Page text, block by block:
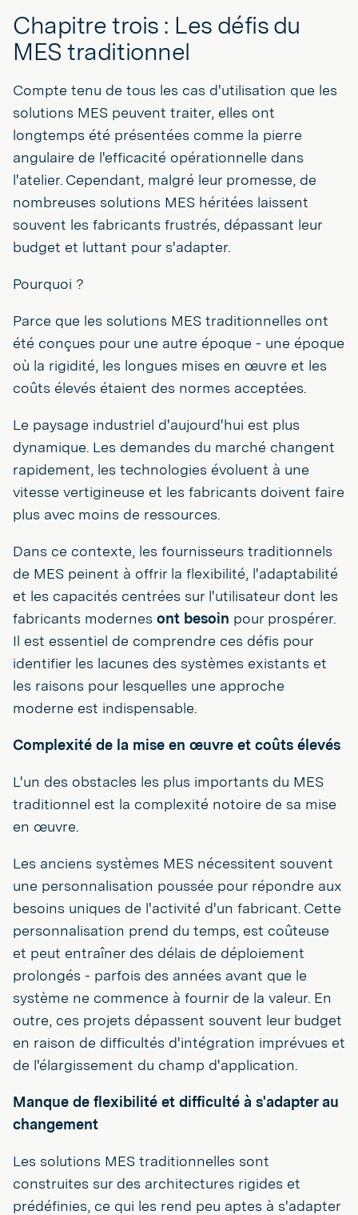
Chapitre trois : Les défis du
MES traditionnel
Compte tenu de tous les cas d'utilisation que les
solutions MES peuvent traiter, elles ont
longtemps été présentées comme la pierre
angulaire de l'efficacité opérationnelle dans
l'atelier. Cependant, malgré leur promesse, de
nombreuses solutions MES héritées laissent
souvent les fabricants frustrés, dépassant leur
budget et luttant pour s'adapter.
Pourquoi ?
Parce que les solutions MES traditionnelles ont
été conçues pour une autre époque - une époque
où la rigidité, les longues mises en œuvre et les
coûts élevés étaient des normes acceptées.
Le paysage industriel d'aujourd'hui est plus
dynamique. Les demandes du marché changent
rapidement, les technologies évoluent à une
vitesse vertigineuse et les fabricants doivent faire
plus avec moins de ressources.
Dans ce contexte, les fournisseurs traditionnels
de MES peinent à offrir la flexibilité, l'adaptabilité
et les capacités centrées sur l'utilisateur dont les
fabricants modernes ont besoin pour prospérer.
Il est essentiel de comprendre ces défis pour
identifier les lacunes des systèmes existants et
les raisons pour lesquelles une approche
moderne est indispensable.
Complexité de la mise en œuvre et coûts élevés
L'un des obstacles les plus importants du MES
traditionnel est la complexité notoire de sa mise
en œuvre.
Les anciens systèmes MES nécessitent souvent
une personnalisation poussée pour répondre aux
besoins uniques de l'activité d'un fabricant. Cette
personnalisation prend du temps, est coûteuse
et peut entraîner des délais de déploiement
prolongés - parfois des années avant que le
système ne commence à fournir de la valeur. En
outre, ces projets dépassent souvent leur budget
en raison de difficultés d'intégration imprévues et
de l'élargissement du champ d'application.
Manque de flexibilité et difficulté à s'adapter au
changement
Les solutions MES traditionnelles sont
construites sur des architectures rigides et
prédéfinies, ce qui les rend peu aptes à s'adapter